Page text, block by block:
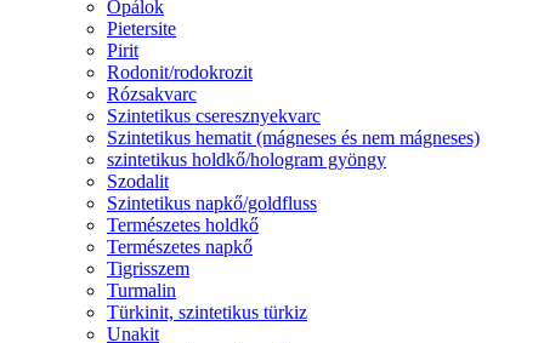
Opálok
Pietersite
Pirit
Rodonit/rodokrozit
Rózsakvarc
Szintetikus cseresznyekvarc
Szintetikus hematit (mágneses és nem mágneses)
szintetikus holdkő/hologram gyöngy
Szodalit
Szintetikus napkő/goldfluss
Természetes holdkő
Természetes napkő
Tigrisszem
Turmalin
Türkinit, szintetikus türkiz
Unakit